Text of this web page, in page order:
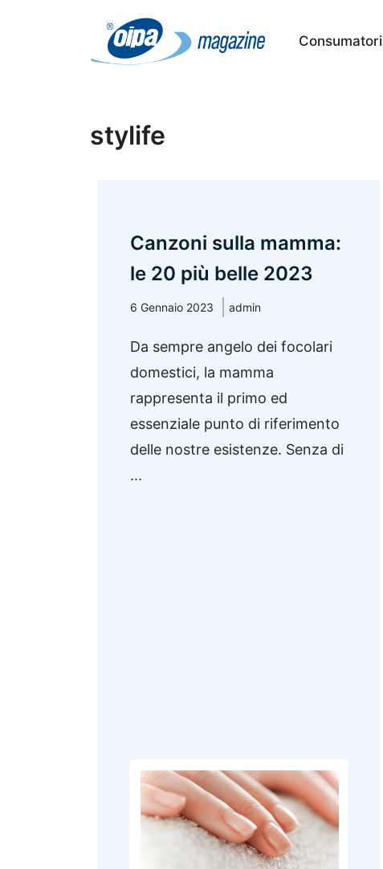
Consumatori
stylife
Canzoni sulla mamma:
le 20 più belle 2023
6 Gennaio 2023 admin
Da sempre angelo dei focolari
domestici, la mamma
rappresenta il primo ed
essenziale punto di riferimento
delle nostre esistenze. Senza di
...